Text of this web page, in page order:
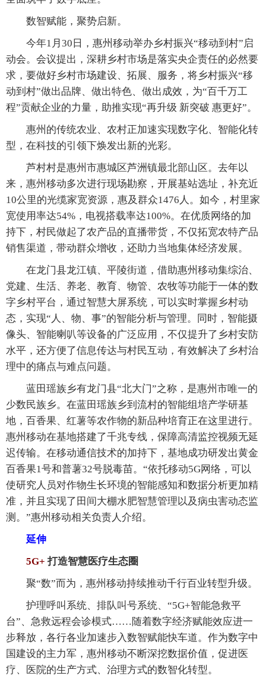
数智赋能，聚势启新。
今年1月30日，惠州移动举办乡村振兴“移动到村”启
动会。会议提出，深耕乡村市场是落实央企责任的必然要
求，要做好乡村市场建设、拓展、服务，将乡村振兴“移
动到村”做出品牌、做出特色、做出成效，为“百千万工
程”贡献企业的力量，助推实现“再升级 新突破 惠更好”。
惠州的传统农业、农村正加速实现数字化、智能化转
型，在科技的引领下焕发出新的光彩。
芦村村是惠州市惠城区芦洲镇最北部山区。去年以
来，惠州移动多次进行现场勘察，开展基站选址，补充近
10公里的光缆家宽资源，惠及群众1476人。如今，村里家
宽使用率达54%，电视搭载率达100%。在优质网络的加
持下，村民做起了农产品的直播带货，不仅拓宽农特产品
销售渠道，带动群众增收，还助力当地集体经济发展。
在龙门县龙江镇、平陵街道，借助惠州移动集综治、
党建、生活、养老、教育、物管、农牧等功能于一体的数
字乡村平台，通过智慧大屏系统，可以实时掌握乡村动
态，实现“人、物、事”的智能分析与管理。同时，智能摄
像头、智能喇叭等设备的广泛应用，不仅提升了乡村安防
水平，还方便了信息传达与村民互动，有效解决了乡村治
理中的痛点与难点问题。
蓝田瑶族乡有龙门县“北大门”之称，是惠州市唯一的
少数民族乡。在蓝田瑶族乡到流村的智能组培产学研基
地，百香果、红薯等农作物的新品种培育正在这里进行。
惠州移动在基地搭建了千兆专线，保障高清监控视频无延
迟传输。在移动通信技术的加持下，基地成功研发出黄金
百香果1号和普薯32号脱毒苗。“依托移动5G网络，可以
使研究人员对作物生长环境的智能感知和数据分析更加精
准，并且实现了田间大棚水肥智慧管理以及病虫害动态监
测。”惠州移动相关负责人介绍。
延伸
5G+ 打造智慧医疗生态圈
聚“数”而为，惠州移动持续推动千行百业转型升级。
护理呼叫系统、排队叫号系统、“5G+智能急救平
台”、急救远程会诊模式……随着数字经济赋能效应进一
步释放，各行各业加速步入数智赋能快车道。作为数字中
国建设的主力军，惠州移动不断深挖数据价值，促进医
疗、医院的生产方式、治理方式的数智化转型。